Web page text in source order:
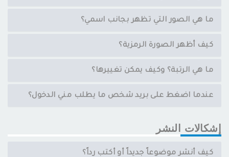
ما هي الصور التي تظهر بجانب اسمي؟
كيف أظهر الصورة الرمزية؟
ما هي الرتبة؟ وكيف يمكن تغييرها؟
عندما اضغط على بريد شخص ما يطلب مني الدخول؟
إشكالات النشر
كيف أنشر موضوعاً جديداً أو أكتب رداً؟